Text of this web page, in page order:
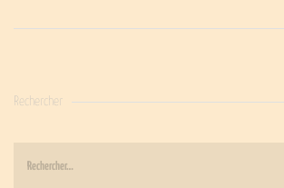
Rechercher